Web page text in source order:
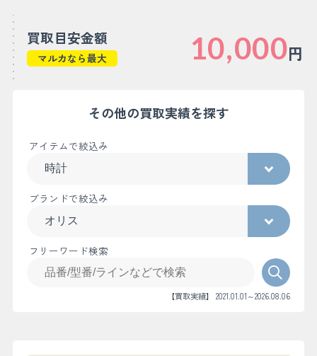
買取目安金額
マルカなら最大 10,000円
その他の買取実績を探す
アイテムで絞込み
ブランドで絞込み
フリーワード検索
【買取実績】 2021.01.01～2026.08.06